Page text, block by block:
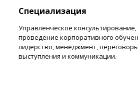
Специализация
Управленческое
проведение корпоративного
лидерство, менеджмент,
выступления и коммуникации.